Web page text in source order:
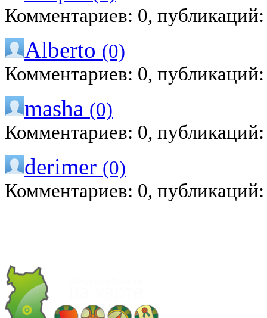
Комментариев: 0,
Alberto (0)
Комментариев: 0,
masha (0)
Комментариев: 0,
derimer (0)
Комментариев: 0,